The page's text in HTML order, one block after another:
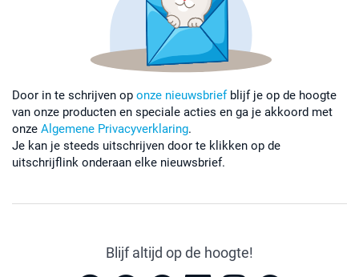
Door in te schrijven op onze nieuwsbriefblijf je op de hoogte
van onze producten en speciale acties en ga je akkoord met
onze Algemene Privacyverklaring.
Je kan je steeds uitschrijven door te klikken op de
uitschrijflink onderaan elke nieuwsbrief.
Blijf altijd op de hoogte!